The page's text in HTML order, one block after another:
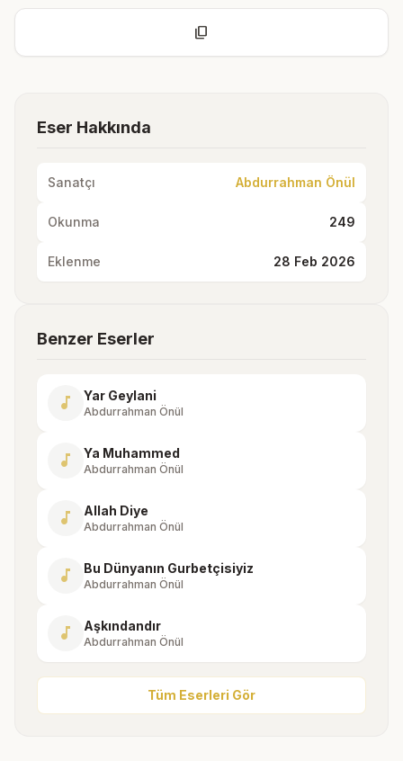
content_copy
Eser Hakkında
Sanatçı Abdurrahman Önül
Okunma 249
Eklenme 28 Feb 2026
Benzer Eserler
music_note Yar Geylani
Abdurrahman Önül
music_note Ya Muhammed
Abdurrahman Önül
music_note Allah Diye
Abdurrahman Önül
music_note Bu Dünyanın Gurbetçisiyiz
Abdurrahman Önül
music_note Aşkındandır
Abdurrahman Önül
Tüm Eserleri Gör